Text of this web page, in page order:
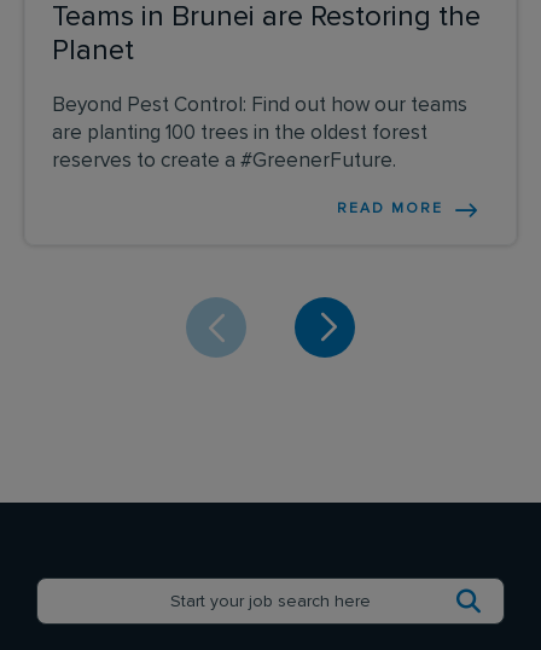
Teams in Brunei are Restoring the
Planet
Beyond Pest Control: Find out how our teams
are planting 100 trees in the oldest forest
reserves to create a #GreenerFuture.
READ MORE